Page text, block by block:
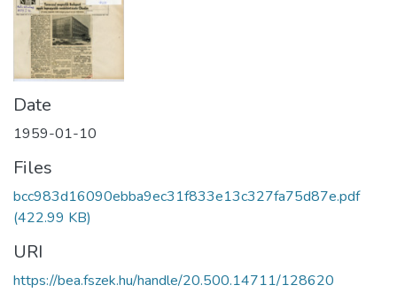
Date
1959-01-10
Files
bcc983d16090ebba9ec31f833e13c327fa75d87e.pdf
(422.99 KB)
URI
https://bea.fszek.hu/handle/20.500.14711/128620